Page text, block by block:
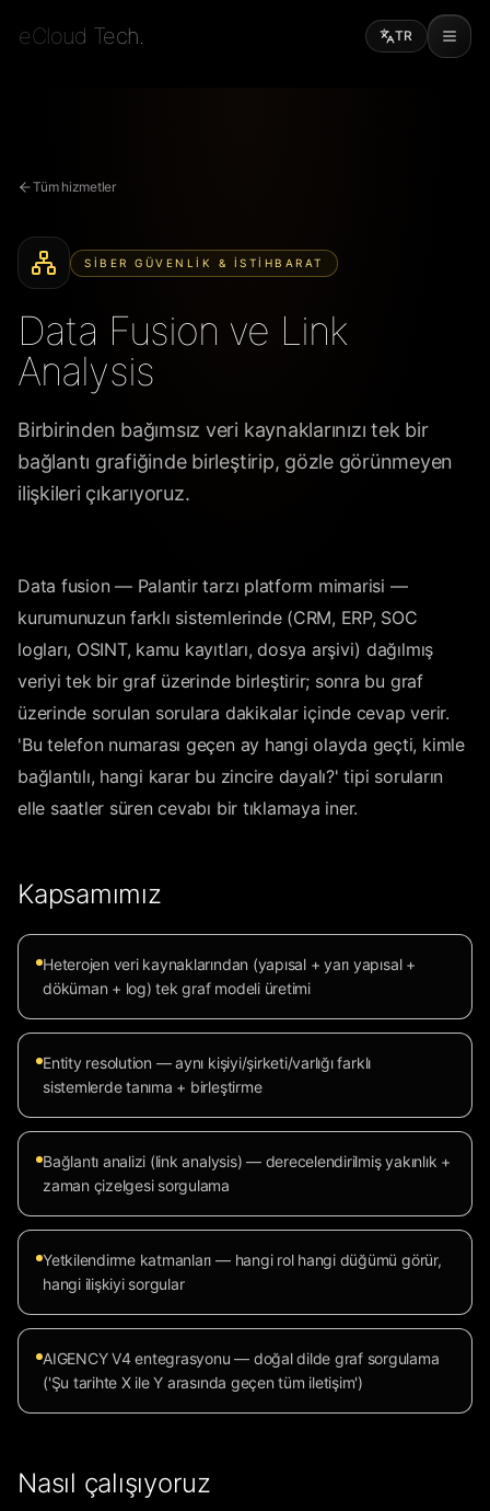
eCloud Tech. TR
Tüm hizmetler
SIBER GÜVENLIK & İSTIHBARAT
Data Fusion ve Link
Analysis
Birbirinden bağımsız veri kaynaklarınızı tek bir
bağlantı grafiğinde birleştirip, gözle görünmeyen
ilişkileri çıkarıyoruz.
Data fusion — Palantir tarzı platform mimarisi —
kurumunuzun farklı sistemlerinde (CRM, ERP, SOC
logları, OSINT, kamu kayıtları, dosya arşivi) dağılmış
veriyi tek bir graf üzerinde birleştirir; sonra bu graf
üzerinde sorulan sorulara dakikalar içinde cevap verir.
'Bu telefon numarası geçen ay hangi olayda geçti, kimle
bağlantılı, hangi karar bu zincire dayalı?' tipi soruların
elle saatler süren cevabı bir tıklamaya iner.
Kapsamımız
Heterojen veri kaynaklarından (yapısal + yarı yapısal +
döküman + log) tek graf modeli üretimi
Entity resolution — aynı kişiyi/şirketi/varlığı farklı
sistemlerde tanıma + birleştirme
Bağlantı analizi (link analysis) — derecelendirilmiş yakınlık +
zaman çizelgesi sorgulama
Yetkilendirme katmanları — hangi rol hangi düğümü görür,
hangi ilişkiyi sorgular
AIGENCY V4 entegrasyonu — doğal dilde graf sorgulama
('Şu tarihte X ile Y arasında geçen tüm iletişim')
Nasıl çalışıyoruz